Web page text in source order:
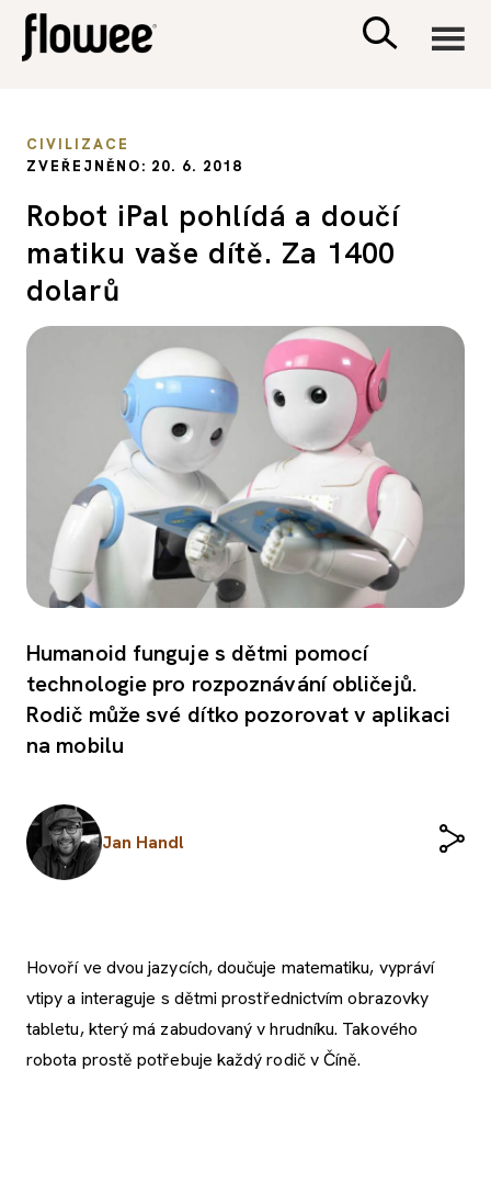
PSYCHOLOGIE
SEX A VZTAHY
PORADNA
CIVILIZACE
ZVEŘEJNĚNO: 20. 6. 2018
Robot iPal pohlídá a doučí
matiku vaše dítě. Za 1400
dolarů
Humanoid funguje s dětmi pomocí
technologie pro rozpoznávání obličejů.
Rodič může své dítko pozorovat v aplikaci
na mobilu
Jan Handl
Hovoří ve dvou jazycích, doučuje matematiku, vypráví
vtipy a interaguje s dětmi prostřednictvím obrazovky
tabletu, který má zabudovaný v hrudníku. Takového
robota prostě potřebuje každý rodič v Číně.